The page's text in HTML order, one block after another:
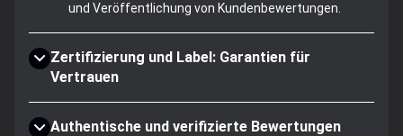
und Veröffentlichung von Kundenbewertungen.
Zertifizierung und Label: Garantien für
Vertrauen
Authentische und verifizierte Bewertungen